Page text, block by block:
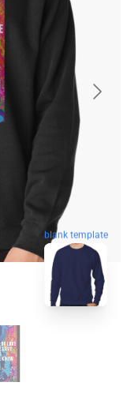
blank template